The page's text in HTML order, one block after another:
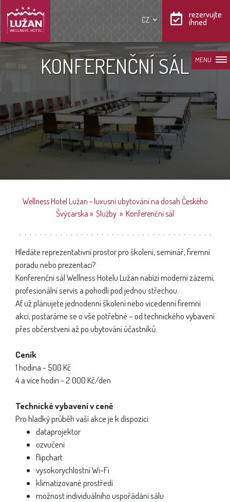
CZ
rezervujte
ihned
MENU
KONFERENČNÍ SÁL
Wellness Hotel Lužan - luxusní ubytování na dosah Českého
Švýcarska » Služby » Konferenční sál
Hledáte reprezentativní prostor pro školení, seminář, firemní
poradu nebo prezentaci?
Konferenční sál Wellness Hotelu Lužan nabízí moderní zázemí,
profesionální servis a pohodlí pod jednou střechou.
Ať už plánujete jednodenní školení nebo vícedenní firemní
akci, postaráme se o vše potřebné – od technického vybavení
přes občerstvení až po ubytování účastníků.
Ceník
1 hodina - 500 Kč
4 a více hodin - 2 000 Kč/den
Technické vybavení v ceně
Pro hladký průběh vaší akce je k dispozici:
dataprojektor
ozvučení
flipchart
vysokorychlostní Wi-Fi
klimatizované prostředí
možnost individuálního uspořádání sálu